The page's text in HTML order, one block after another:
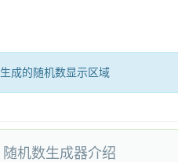
生成的随机数显示区域
随机数生成器介绍